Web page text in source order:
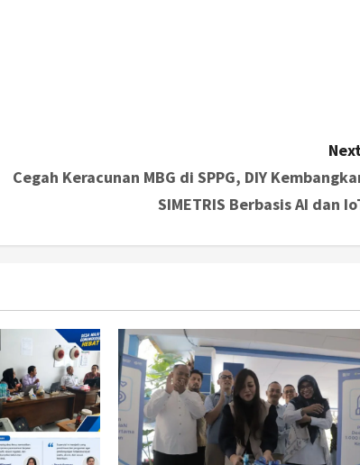
Cegah Keracunan MBG di SPPG, DIY
SIMETRIS Berbasis AI dan